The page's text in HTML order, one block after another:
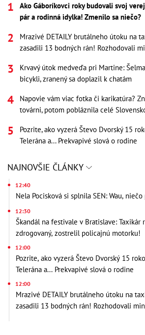
Ako Gáboríkovci roky budovali svoj
pár a rodinná idylka! Zmenilo sa niečo?
Mrazivé DETAILY brutálneho útoku na
zasadili 13 bodných rán! Rozhodovali
Krvavý útok medveďa pri Martine:
bicykli, zranený sa doplazil k chatám
Napovie vám viac fotka či karikatúra?
továrni, potom pobláznila celé
Pozrite, ako vyzerá Števo Dvorský 15
Telerána a... Prekvapivé slová o rodine
NAJNOVŠIE ČLÁNKY
12:40
Nela Pocisková si splnila SEN: Wau,
12:30
Škandál na festivale v Bratislave: Taxikár
zdrogovaný, zostrelil policajnú motorku!
12:00
Pozrite, ako vyzerá Števo Dvorský 15
Telerána a... Prekvapivé slová o rodine
12:00
Mrazivé DETAILY brutálneho útoku na
zasadili 13 bodných rán! Rozhodovali